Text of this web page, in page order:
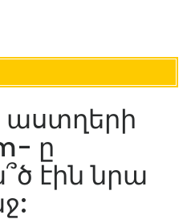
աստղերի
ը
էին նրա